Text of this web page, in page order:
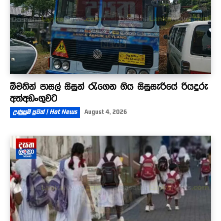
බීමතින් පාසල් සිසුන් රැගෙන ගිය සිසුසැරියේ රියදුරු
අත්අඩංගුවට
උණුසුම් පුවත් | Hot News August 4, 2026